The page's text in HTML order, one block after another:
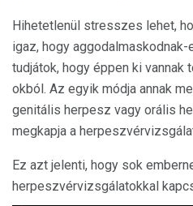
Hihetetlenül stresszes lehet,
igaz, hogy
tudjátok, hogy éppen ki vannak
okból. Az egyik módja annak
genitális herpesz vagy orális
megkapja a
Ez azt jelenti, hogy sok
herpeszvérvizsgálatokkal